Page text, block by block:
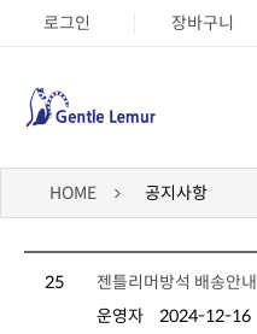
로그인 장바구니
HOME 공지사항
25 젠틀리머방석 배송안내
운영자
2024-12-16